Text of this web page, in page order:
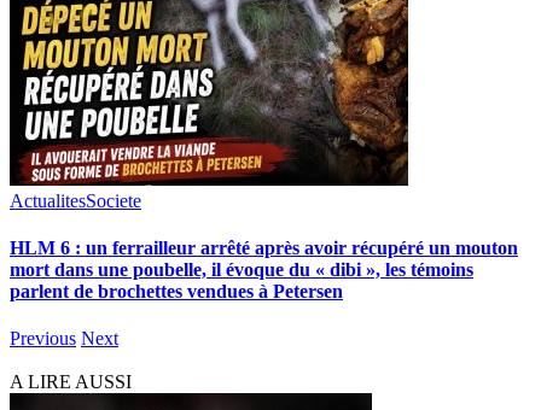
ActualitesSociete
HLM 6 : un ferrailleur arrêté après avoir récupéré un mouton
mort dans une poubelle, il évoque du « dibi », les témoins
parlent de brochettes vendues à Petersen
Previous Next
A LIRE AUSSI